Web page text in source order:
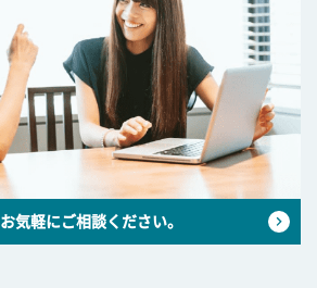
気軽にご相談ください。